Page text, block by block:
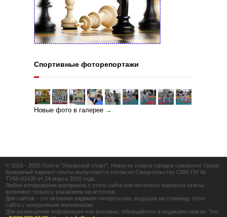
Спортивные фоторепортажи
Новые фото в галерее →
© 2015 - 2026 Газета "Уральский спорт". Новости спорта городов северного Урала.
Бумажный вариант газеты выпускается согласно Свидетельству СМИ ПИ №
ТУ66-01435 от 24 марта 2015 года.
Любое копирование материала с этого сайта или печатного варианта газеты
возможно только с указанием на источник.
Для сайтов - это активная видимая гиперссылка, ведущая на страницу этого
сайта с копируемым материалом.
Для размещения информации или рекламы, обращайтесь в редакцию газеты. Тел.